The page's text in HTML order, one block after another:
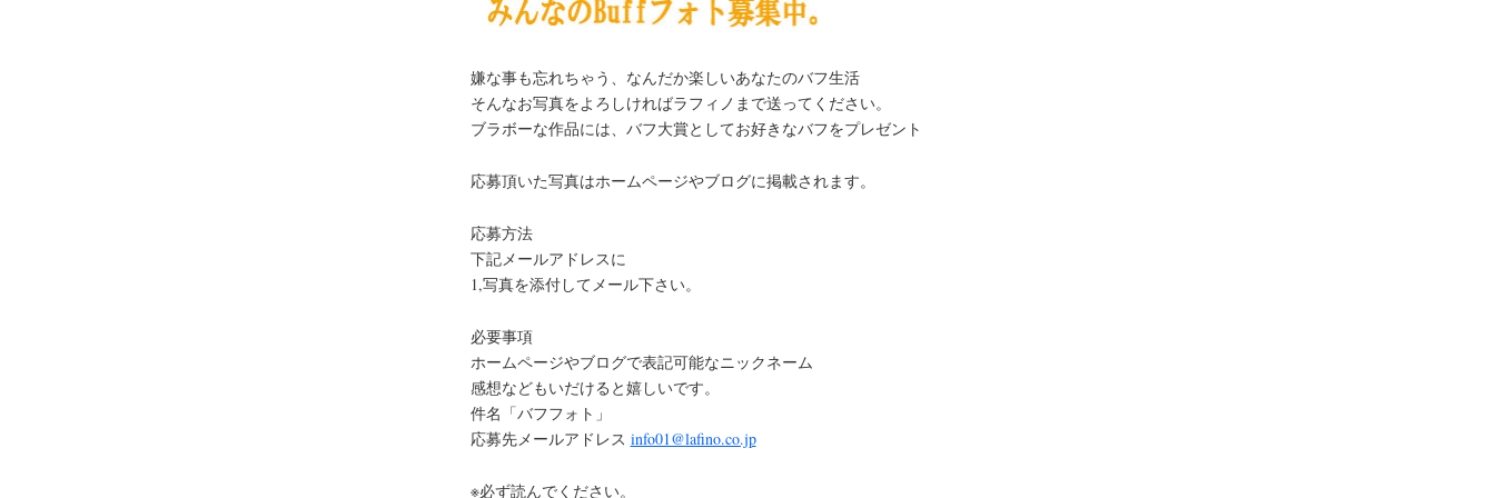
嫌な事も忘れちゃう、なんだか楽しいあなたのバフ生活
そんなお写真をよろしければラフィノまで送ってください。
ブラボーな作品には、バフ大賞としてお好きなバフをプレゼント
応募頂いた写真はホームページやブログに掲載されます。
応募方法
下記メールアドレスに
1,写真を添付してメール下さい。
必要事項
ホームページやブログで表記可能なニックネーム
感想などもいだけると嬉しいです。
件名「バフフォト」
応募先メールアドレス info01@lafino.co.jp
※必ず読んでください。